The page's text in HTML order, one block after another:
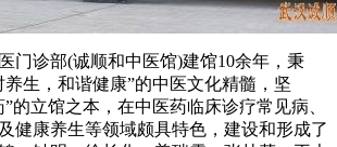
诊部(诚顺和中医馆)建馆10余年，秉
生，和谐健康”的中医文化精髓，坚
的立馆之本，在中医药临床诊疗常见病、
健康养生等领域颇具特色，建设和形成了